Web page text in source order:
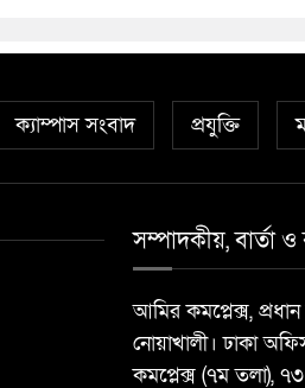
ক্যাম্পাস সংবাদ প্রযুক্তি
সম্পাদকীয়, বার্তা ও
আমির কমপ্লেক্স,
নোয়াখালী। ঢাকা
কমপ্লেক্স (৭ম তলা),